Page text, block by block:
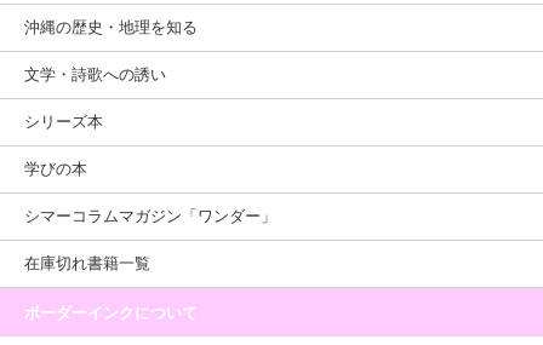
沖縄の歴史・地理を知る
文学・詩歌への誘い
シリーズ本
学びの本
シマーコラムマガジン「ワンダー」
在庫切れ書籍一覧
ボーダーインクについて